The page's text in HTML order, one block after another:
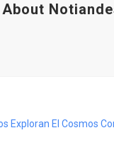
About
Exploran El Cosmos